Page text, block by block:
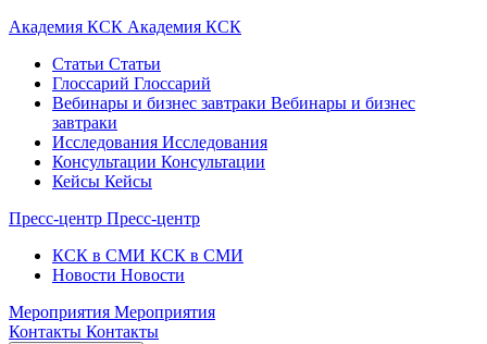
Академия КСК Академия КСК
Статьи Статьи
Глоссарий Глоссарий
Вебинары и бизнес завтраки Вебинары и бизнес
завтраки
Исследования Исследования
Консультации Консультации
Кейсы Кейсы
Пресс-центр Пресс-центр
КСК в СМИ КСК в СМИ
Новости Новости
Мероприятия Мероприятия
Контакты Контакты